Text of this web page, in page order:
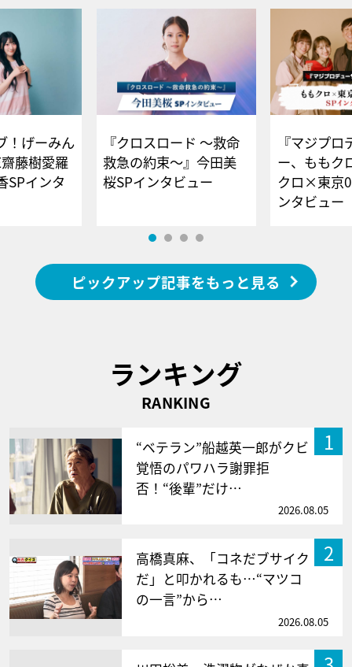
！げーみん
藤樹愛羅
SPインタ
『クロスロード ～救命
救急の約束～』今田美
桜SPインタビュー
『マジプロ
ー、ももク
クロ×東京
ンタビュー
ピックアップ記事をもっと見る
ランキング
RANKING
1
“ベテラン”船越英一郎がクビ
覚悟のパワハラ謝罪拒
否！“後輩”だけ…
2026.08.05
2
高橋真麻、「コネだブサイク
だ」と叩かれるも…“マツコ
の一言”から…
2026.08.05